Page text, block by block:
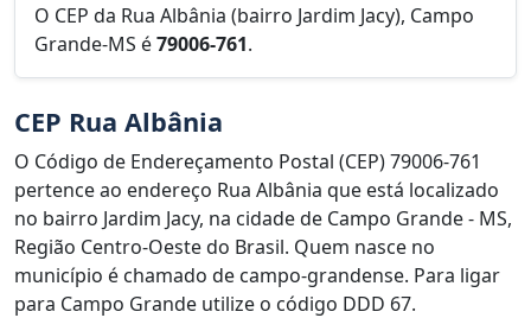
O CEP da Rua Albânia (bairro Jardim Jacy), Campo
Grande-MS é79006-761.
CEP Rua Albânia
O Código de Endereçamento Postal (CEP) 79006-761
pertence ao endereço Rua Albânia que está localizado
no bairro Jardim Jacy, na cidade de Campo Grande - MS,
Região Centro-Oeste do Brasil. Quem nasce no
município é chamado de campo-grandense. Para ligar
para Campo Grande utilize o código DDD 67.